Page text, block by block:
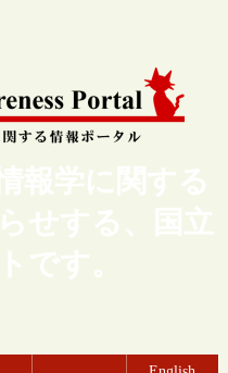
報学に関する
せする、国立
です。